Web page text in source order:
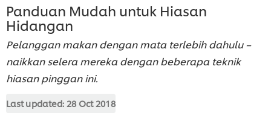
Panduan Mudah untuk Hiasan
Hidangan
Pelanggan makan dengan mata terlebih dahulu –
naikkan selera mereka dengan beberapa teknik
hiasan pinggan ini.
Last updated: 28 Oct 2018